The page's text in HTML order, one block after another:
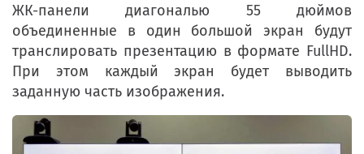
ЖК-панели диагональю 55 дюймов
объединенные в один большой экран будут
транслировать презентацию в формате FullHD.
При этом каждый экран будет выводить
заданную часть изображения.